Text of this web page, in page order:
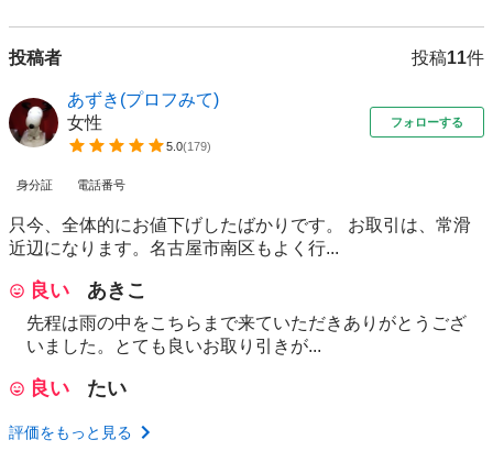
投稿者 投稿11件
あずき(プロフみて)
女性
5.0(179)
フォローする
身分証 電話番号
只今、全体的にお値下げしたばかりです。 お取引は、常滑
近辺になります。名古屋市南区もよく行...
良い あきこ
先程は雨の中をこちらまで来ていただきありがとうござ
いました。とても良いお取り引きが...
良い たい
評価をもっと見る